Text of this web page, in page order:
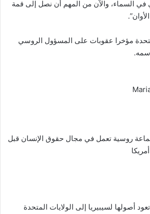
السماء، والآن من المهم أن نصل إلى قمة
مؤخرا عقوبات على المسؤول الروسي
روسية تعمل في مجال حقوق الإنسان قبل
أصولها لسيبيريا إلى الولايات المتحدة